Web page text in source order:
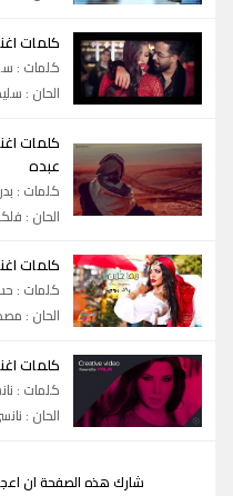
كلمات
كلمات :
الحان :
كلمات
عبده
كلمات :
الحان :
كلمات
كلمات :
الحان :
كلمات
كلمات :
الحان :
شارك هذه الصفحة ان